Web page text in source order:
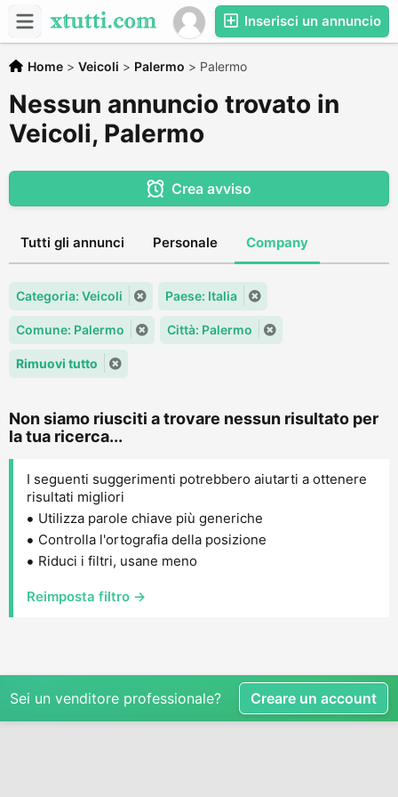
Inserisci un annuncio
Home > Veicoli > Palermo > Palermo
Nessun annuncio trovato in
Veicoli, Palermo
Crea avviso
Tutti gli annunci Personale Company
Categoria: Veicoli Paese: Italia
Comune: Palermo Città: Palermo
Rimuovi tutto
Non siamo riusciti a trovare nessun risultato per
la tua ricerca...
I seguenti suggerimenti potrebbero aiutarti a ottenere
risultati migliori
Utilizza parole chiave più generiche
Controlla l'ortografia della posizione
Riduci i filtri, usane meno
Reimposta filtro →
Sei un venditore professionale? Creare un account